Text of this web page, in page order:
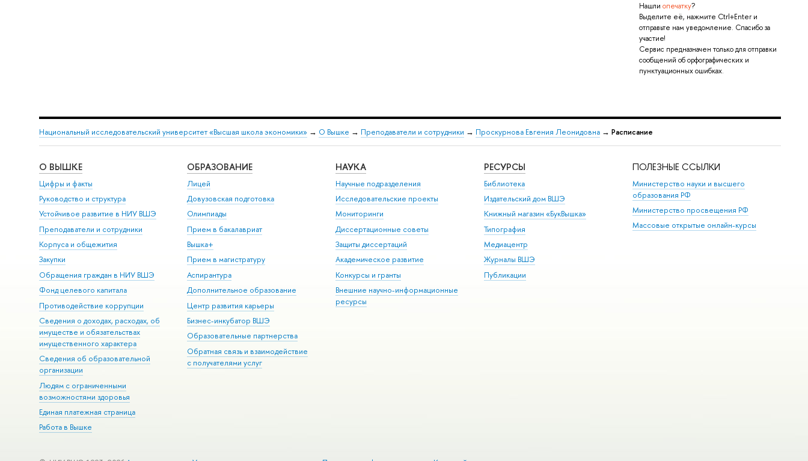
Нашли опечатку?
Выделите её, нажмите Ctrl+Enter и
отправьте нам уведомление. Спасибо за
участие!
Сервис предназначен только для отправки
сообщений об орфографических и
пунктуационных ошибках.
Национальный исследовательский университет «Высшая школа экономики» → О Вышке → Преподаватели и сотрудники → Проскурнова Евгения Леонидовна→ Расписание
О ВЫШКЕ
Цифры и факты
Руководство и структура
Устойчивое развитие в НИУ ВШЭ
Преподаватели и сотрудники
Корпуса и общежития
Закупки
Обращения граждан в НИУ ВШЭ
Фонд целевого капитала
Противодействие коррупции
Сведения о доходах, расходах, об
имуществе и обязательствах
имущественного характера
Сведения об образовательной
организации
Людям с ограниченными
возможностями здоровья
Единая платежная страница
Работа в Вышке
ОБРАЗОВАНИЕ
Лицей
Довузовская подготовка
Олимпиады
Прием в бакалавриат
Вышка+
Прием в магистратуру
Аспирантура
Дополнительное образование
Центр развития карьеры
Бизнес-инкубатор ВШЭ
Образовательные партнерства
Обратная связь и взаимодействие
с получателями услуг
НАУКА
Научные подразделения
Исследовательские проекты
Мониторинги
Диссертационные советы
Защиты диссертаций
Академическое развитие
Конкурсы и гранты
Внешние научно-информационные
ресурсы
РЕСУРСЫ
Библиотека
Издательский дом ВШЭ
Книжный магазин «БукВышка»
Типография
Медиацентр
Журналы ВШЭ
Публикации
ПОЛЕЗНЫЕ ССЫЛКИ
Министерство науки и высшего
образования РФ
Министерство просвещения РФ
Массовые открытые онлайн-курсы